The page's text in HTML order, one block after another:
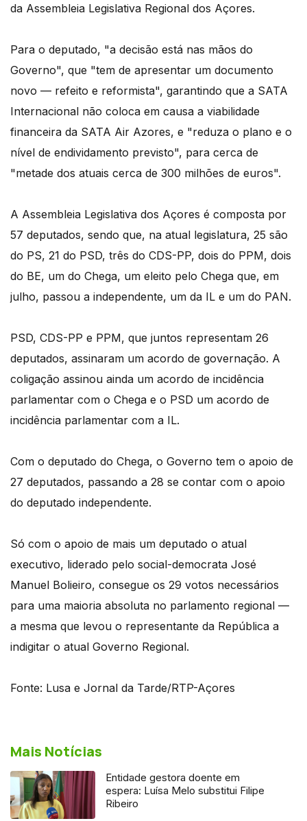
da Assembleia Legislativa Regional dos Açores.
Para o deputado, "a decisão está nas mãos do
Governo", que "tem de apresentar um documento
novo — refeito e reformista", garantindo que a SATA
Internacional não coloca em causa a viabilidade
financeira da SATA Air Azores, e "reduza o plano e o
nível de endividamento previsto", para cerca de
"metade dos atuais cerca de 300 milhões de euros".
A Assembleia Legislativa dos Açores é composta por
57 deputados, sendo que, na atual legislatura, 25 são
do PS, 21 do PSD, três do CDS-PP, dois do PPM, dois
do BE, um do Chega, um eleito pelo Chega que, em
julho, passou a independente, um da IL e um do PAN.
PSD, CDS-PP e PPM, que juntos representam 26
deputados, assinaram um acordo de governação. A
coligação assinou ainda um acordo de incidência
parlamentar com o Chega e o PSD um acordo de
incidência parlamentar com a IL.
Com o deputado do Chega, o Governo tem o apoio de
27 deputados, passando a 28 se contar com o apoio
do deputado independente.
Só com o apoio de mais um deputado o atual
executivo, liderado pelo social-democrata José
Manuel Bolieiro, consegue os 29 votos necessários
para uma maioria absoluta no parlamento regional —
a mesma que levou o representante da República a
indigitar o atual Governo Regional.
Fonte: Lusa e Jornal da Tarde/RTP-Açores
Mais Notícias
Entidade gestora doente em
espera: Luísa Melo substitui Filipe
Ribeiro